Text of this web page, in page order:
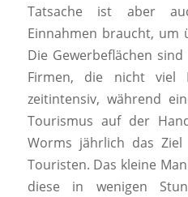
Tatsache ist aber
Einnahmen braucht, um
Die Gewerbeflächen
Firmen, die nicht viel
zeitintensiv, während
Tourismus auf der
Worms jährlich das
Touristen. Das kleine
diese in wenigen